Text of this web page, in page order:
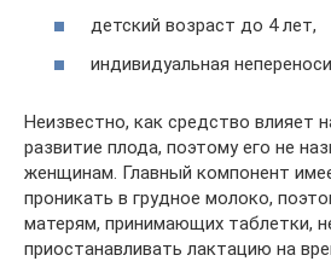
детский возраст до 4 лет,
индивидуальная
Неизвестно, как средство влияет
развитие плода, поэтому его не
женщинам. Главный компонент
проникать в грудное молоко,
матерям, принимающих таблетки,
приостанавливать лактацию на